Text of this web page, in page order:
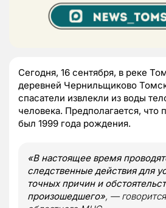
Сегодня, 16 сентября, в реке
деревней Чернильщиково
спасатели извлекли из воды
человека. Предполагается, что
был 1999 года рождения.
«В настоящее время
следственные действия для
точных причин и
произошедшего», —